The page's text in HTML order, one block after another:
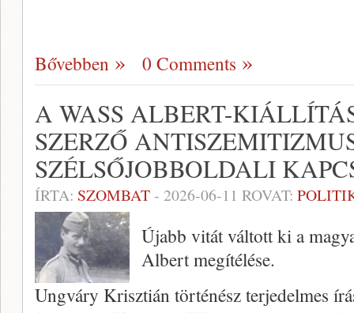
Bővebben 0 Comments
A WASS ALBERT-
SZERZŐ
SZÉLSŐJOBBOLDALI
ÍRTA: SZOMBAT- 2026-06-11 ROVAT:
Újabb vitát váltott ki a
Albert megítélése.
Ungváry Krisztián történész terjedelmes